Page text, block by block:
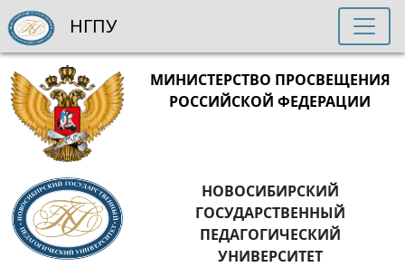
МИНИСТЕРСТВО ПРОСВЕЩЕНИЯ
РОССИЙСКОЙ ФЕДЕРАЦИИ
НОВОСИБИРСКИЙ
ГОСУДАРСТВЕННЫЙ
ПЕДАГОГИЧЕСКИЙ
УНИВЕРСИТЕТ
НГПУ